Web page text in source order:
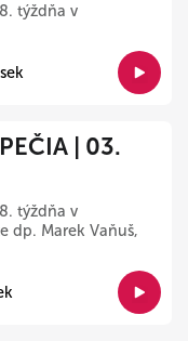
týždňa v
| 03.
týždňa v
dp. Marek Vaňuš,